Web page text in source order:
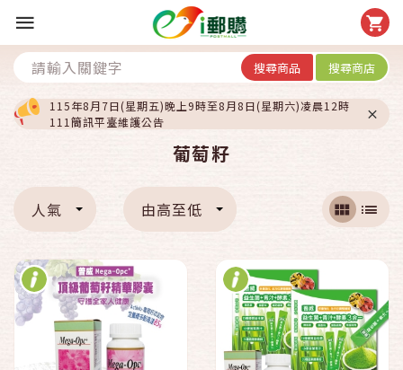
搜尋商品 搜尋商店
115年8月7日(星期五)晚上9時至8月8日(星期六)凌晨12時
111簡訊平臺維護公告
葡萄籽
人氣 由高至低